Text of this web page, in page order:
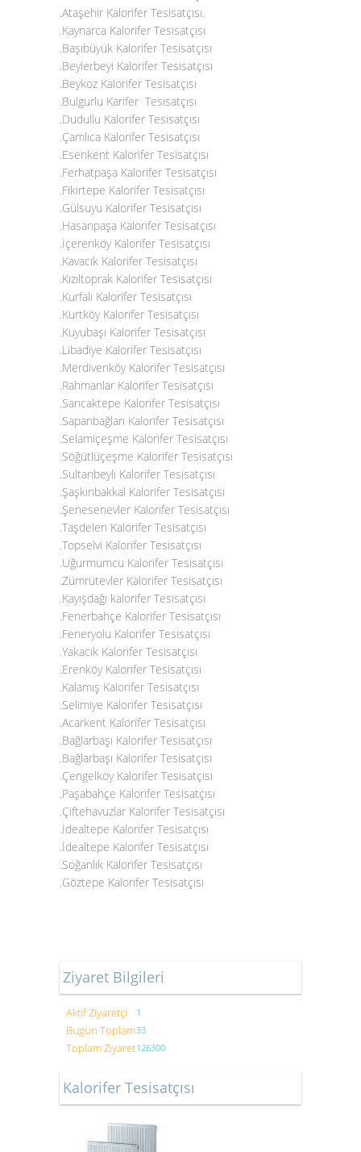
.Ataşehir Kalorifer Tesisatçısı.
.Kaynarca Kalorifer Tesisatçısı
.Başıbüyük Kalorifer Tesisatçısı
.Beylerbeyi Kalorifer Tesisatçısı
.Beykoz Kalorifer Tesisatçısı
.Bulgurlu Karifer Tesisatçısı
.Dudullu Kalorifer Tesisatçısı
.Çamlıca Kalorifer Tesisatçısı
.Esenkent Kalorifer Tesisatçısı
.Ferhatpaşa Kalorifer Tesisatçısı
.Fikirtepe Kalorifer Tesisatçısı
.Gülsuyu Kalorifer Tesisatçısı
.Hasanpaşa Kalorifer Tesisatçısı
.İçerenköy Kalorifer Tesisatçısı
.Kavacık Kalorifer Tesisatçısı
.Kızıltoprak Kalorifer Tesisatçısı
.Kurfalı Kalorifer Tesisatçısı
.Kurtköy Kalorifer Tesisatçısı
.Kuyubaşı Kalorifer Tesisatçısı
.Libadiye Kalorifer Tesisatçısı
.Merdivenköy Kalorifer Tesisatçısı
.Rahmanlar Kalorifer Tesisatçısı
.Sancaktepe Kalorifer Tesisatçısı
.Sapanbağları Kalorifer Tesisatçısı
.Selamiçeşme Kalorifer Tesisatçısı
.Söğütlüçeşme Kalorifer Tesisatçısı
.Sultanbeyli Kalorifer Tesisatçısı
.Şaşkınbakkal Kalorifer Tesisatçısı
.Şenesenevler Kalorifer Tesisatçısı
.Taşdelen Kalorifer Tesisatçısı
.Topselvi Kalorifer Tesisatçısı
.Uğurmumcu Kalorifer Tesisatçısı
.Zümrütevler Kalorifer Tesisatçısı
.Kayışdağı kalorifer Tesisatçısı
.Fenerbahçe Kalorifer Tesisatçısı
.Feneryolu Kalorifer Tesisatçısı
.Yakacık Kalorifer Tesisatçısı
.Erenköy Kalorifer Tesisatçısı
.Kalamış Kalorifer Tesisatçısı
.Selimiye Kalorifer Tesisatçısı
.Acarkent Kalorifer Tesisatçısı
.Bağlarbaşı Kalorifer Tesisatçısı
.Bağlarbaşı Kalorifer Tesisatçısı
.Çengelköy Kalorifer Tesisatçısı
.Paşabahçe Kalorifer Tesisatçısı
.Çiftehavuzlar Kalorifer Tesisatçısı
.İdealtepe Kalorifer Tesisatçısı
.İdealtepe Kalorifer Tesisatçısı
.Soğanlık Kalorifer Tesisatçısı
.Göztepe Kalorifer Tesisatçısı
Ziyaret Bilgileri
Aktif Ziyaretçi 1
Bugün Toplam33
Toplam Ziyaret126300
Kalorifer Tesisatçısı